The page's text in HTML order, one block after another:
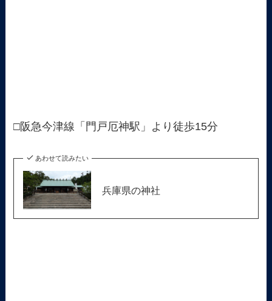
□阪急今津線「門戸厄神駅」より徒歩15分
あわせて読みたい
兵庫県の神社